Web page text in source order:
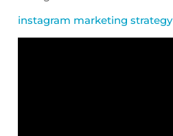
instagram marketing strategy